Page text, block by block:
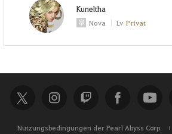
Kuneltha
Nova Lv Privat
Nutzungsbedingungen der Pearl Abyss Corp.